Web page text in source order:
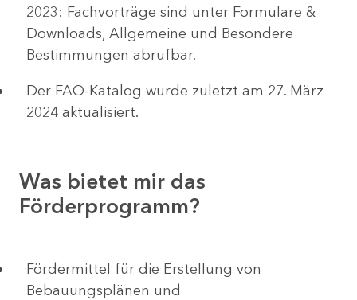
2023: Fachvorträge sind unter Formulare &
Downloads, Allgemeine und Besondere
Bestimmungen abrufbar.
Der FAQ-Katalog wurde zuletzt am 27. März
2024 aktualisiert.
Was bietet mir das
Förderprogramm?
Fördermittel für die Erstellung von
Bebauungsplänen und